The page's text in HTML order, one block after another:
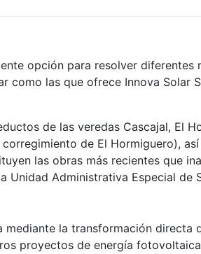
opción para resolver diferentes
como las que ofrece Innova Solar
de las veredas Cascajal, El
de El Hormiguero),
las obras más recientes que
Unidad Administrativa Especial de
mediante la transformación directa
proyectos de energía fotovoltaica